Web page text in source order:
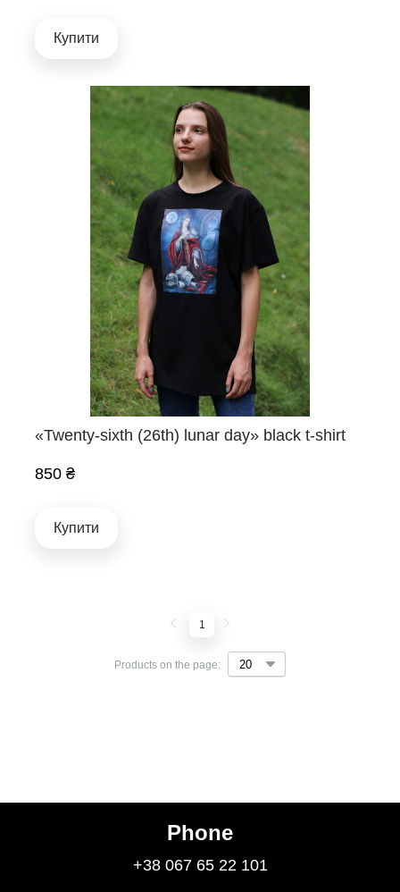
Купити
«Twenty-sixth (26th) lunar day» black t-shirt
850 ₴
Купити
Products on the page:
1
Phone
+38 067 65 22 101